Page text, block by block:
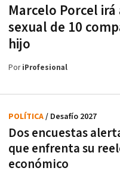
Marcelo Porcel
sexual de 10
hijo
PoriProfesional
Dos encuestas
que enfrenta su
económico
POLÍTICA/ Desafío 2027